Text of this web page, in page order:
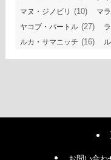
マヌ・ジノビリ (10) マ
ヤコブ・パートル (27)
ルカ・サマニッチ (16)